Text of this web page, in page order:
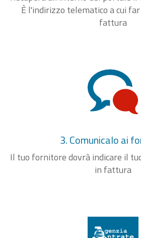
È l'indirizzo telematico a cui
fattura
3. Comunicalo ai
Il tuo fornitore dovrà indicare il
in fattura